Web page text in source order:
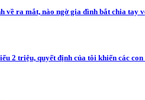
về ra mắt, nào ngờ gia đình bắt chia tay
2 triệu, quyết định của tôi khiến các